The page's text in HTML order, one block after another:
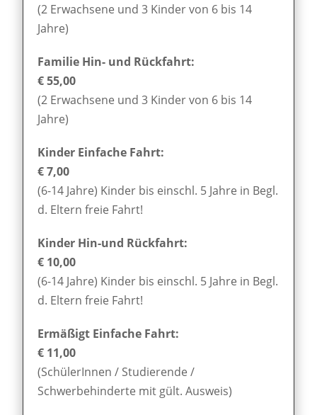
(2 Erwachsene und 3 Kinder von 6 bis 14
Jahre)
Familie Hin- und Rückfahrt:
€ 55,00
(2 Erwachsene und 3 Kinder von 6 bis 14
Jahre)
Kinder Einfache Fahrt:
€ 7,00
(6-14 Jahre) Kinder bis einschl. 5 Jahre in Begl.
d. Eltern freie Fahrt!
Kinder Hin-und Rückfahrt:
€ 10,00
(6-14 Jahre) Kinder bis einschl. 5 Jahre in Begl.
d. Eltern freie Fahrt!
Ermäßigt Einfache Fahrt:
€ 11,00
(SchülerInnen / Studierende /
Schwerbehinderte mit gült. Ausweis)